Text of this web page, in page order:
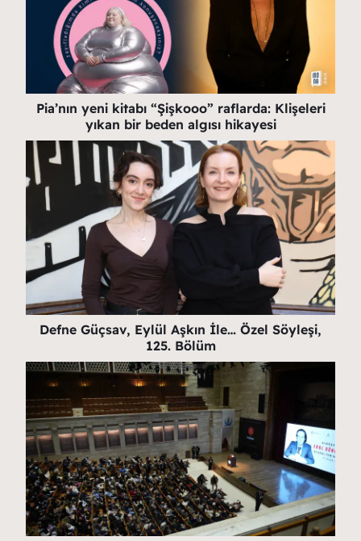
Pia’nın yeni kitabı “Şişkooo” raflarda: Klişeleri
yıkan bir beden algısı hikayesi
Defne Güçsav, Eylül Aşkın İle… Özel Söyleşi,
125. Bölüm